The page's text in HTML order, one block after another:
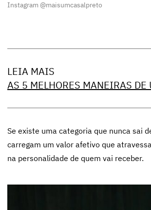
Instagram @maisumcasalpreto
LEIA MAIS
AS 5 MELHORES MANEIRAS DE
Se existe uma categoria que nunca sai
carregam um valor afetivo que
na personalidade de quem vai receber.